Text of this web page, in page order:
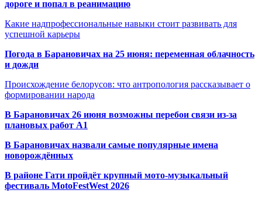
дороге и попал в реанимацию
Какие надпрофессиональные навыки стоит развивать для
успешной карьеры
Погода в Барановичах на 25 июня: переменная облачность
и дожди
Происхождение белорусов: что антропология рассказывает о
формировании народа
В Барановичах 26 июня возможны перебои связи из-за
плановых работ A1
В Барановичах назвали самые популярные имена
новорождённых
В районе Гати пройдёт крупный мото-музыкальный
фестиваль MotoFestWest 2026